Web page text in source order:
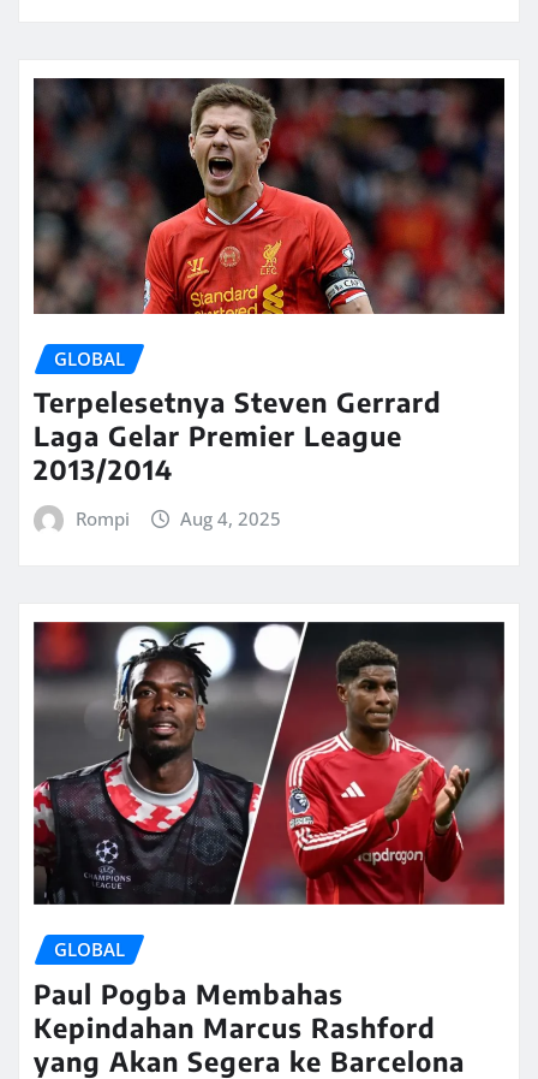
GLOBAL
Terpelesetnya Steven Gerrard
Laga Gelar Premier League
2013/2014
Rompi Aug 4, 2025
GLOBAL
Paul Pogba Membahas
Kepindahan Marcus Rashford
yang Akan Segera ke Barcelona